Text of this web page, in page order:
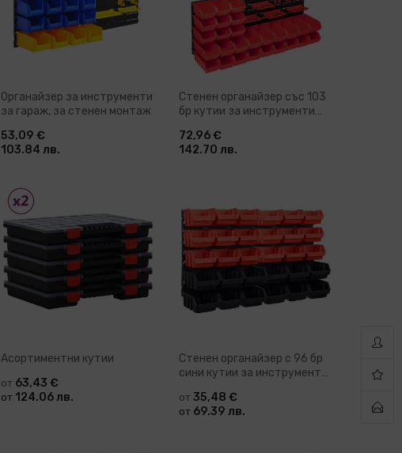
Добави в количка
Органайзер за инструменти
за гараж, за стенен монтаж
53,09 €
103.84 лв.
Добави в количка
Стенен органайзер със 103
бр кутии за инструменти
72,96 €
142.70 лв.
Асортиментни кутии
от 63,43 €
от 124.06 лв.
Стенен органайзер с 96 бр
сини кутии за инструменти
от 35,48 €
от 69.39 лв.